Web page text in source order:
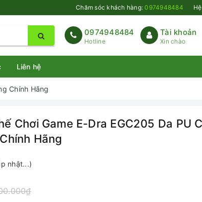
Chăm sóc khách hàng:0974948484
0974948484
Hotline
Tài khoản
Xin chào
Liên hệ
Chính Hãng
Chơi Game E-Dra EGC205 Da PU
Hãng
nhật...)